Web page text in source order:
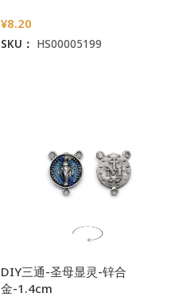
¥8.20
SKU： HS00005199
DIY三通-圣母显灵-锌合
金-1.4cm